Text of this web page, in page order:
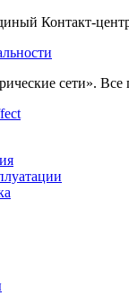
Контакт-
сети». Все